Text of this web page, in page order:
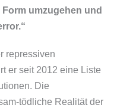
umzugehen und
repressiven
er seit 2012 eine Liste
Die
​tödliche Realität der